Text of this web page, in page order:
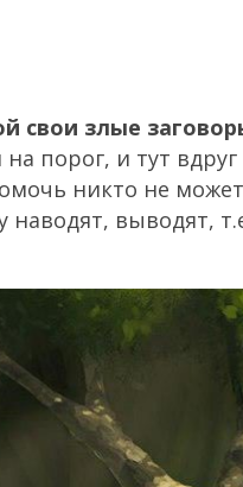
свои злые
порог, и тут
никто не
выводят,